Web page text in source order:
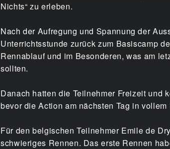
Nichts“ zu erleben.
Nach der Aufregung und Spannung der
Unterrichtsstunde zurück zum Basiscamp
Rennablauf und im Besonderen, was am
sollten.
Danach hatten die Teilnehmer Freizeit und
bevor die Action am nächsten Tag in
Für den belgischen Teilnehmer Emile de
schwieriges Rennen. Das erste Rennen